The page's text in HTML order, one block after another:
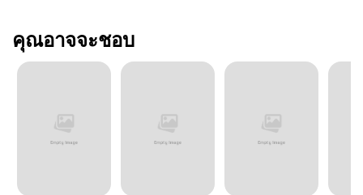
ตอนที่ 193
คุณอาจจะชอบ